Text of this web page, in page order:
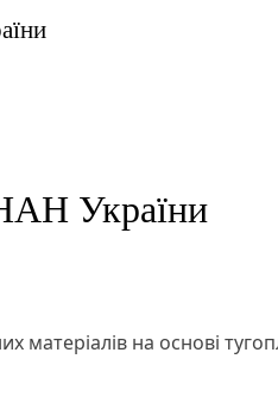
України
матеріалів на основі